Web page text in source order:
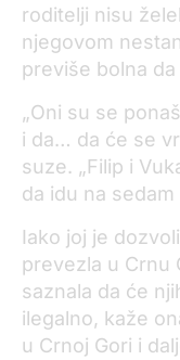
roditelji nisu
njegovom
previše bolna
„Oni su se
i da… da će se
suze. „Filip i
da idu na sedam
Iako joj je
prevezla u Crnu
saznala da će
ilegalno, kaže
u Crnoj Gori i